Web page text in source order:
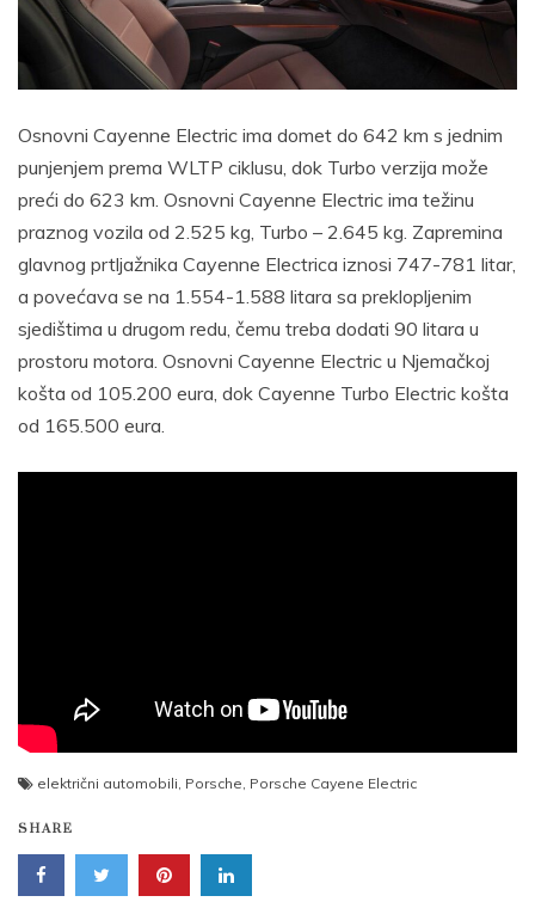
Osnovni Cayenne Electric ima domet do 642 km s jednim
punjenjem prema WLTP ciklusu, dok Turbo verzija može
preći do 623 km. Osnovni Cayenne Electric ima težinu
praznog vozila od 2.525 kg, Turbo – 2.645 kg. Zapremina
glavnog prtljažnika Cayenne Electrica iznosi 747-781 litar,
a povećava se na 1.554-1.588 litara sa preklopljenim
sjedištima u drugom redu, čemu treba dodati 90 litara u
prostoru motora. Osnovni Cayenne Electric u Njemačkoj
košta od 105.200 eura, dok Cayenne Turbo Electric košta
od 165.500 eura.
električni automobili, Porsche, Porsche Cayene Electric
SHARE